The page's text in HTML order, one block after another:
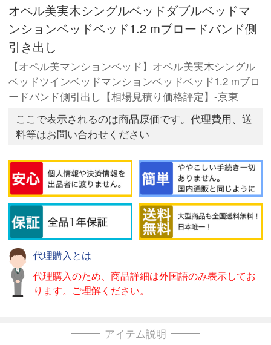
オペル美実木シングルベッドダブルベッドマ
ンションベッドベッド1.2 mブロードバンド側
引き出し
【オペル美マンションベッド】オペル美実木シングル
ベッドツインベッドマンションベッドベッド1.2 mブロ
ードバンド側引出し【相場見積り価格評定】-京東
ここで表示されるのは商品原価です。代理費用、送
料等はお問い合わせください
代理購入とは
代理購入のため、商品詳細は外国語のみ表示してお
ります。ご理解ください。
アイテム説明